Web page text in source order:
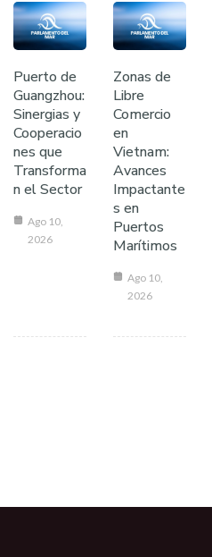
Puerto de
Guangzhou:
Sinergias y
Cooperacio
nes que
Transforma
n el Sector
Ago 10,
2026
Zonas de
Libre
Comercio
en
Vietnam:
Avances
Impactante
s en
Puertos
Marítimos
Ago 10,
2026